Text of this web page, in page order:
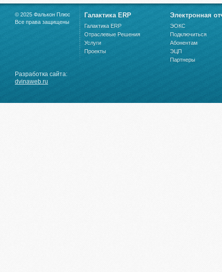
© 2025 Фалькон Плюс
Все права защищены
Разработка сайта:
dvinaweb.ru
Галактика ERP
Галактика ERP
Отраслевые Решения
Услуги
Проекты
Электронная
ЭОКС
Подключиться
Абонентам
ЭЦП
Партнеры